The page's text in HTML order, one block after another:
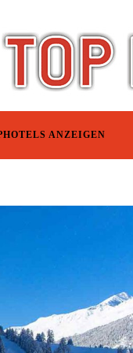
ANZEIGEN